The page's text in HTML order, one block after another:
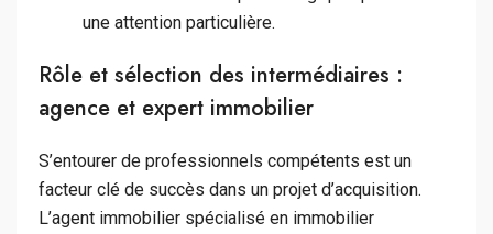
une attention particulière.
Rôle et sélection des intermédiaires :
agence et expert immobilier
S’entourer de professionnels compétents est un
facteur clé de succès dans un projet d’acquisition.
L’agent immobilier spécialisé en immobilier